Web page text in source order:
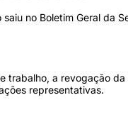
no Boletim Geral da
trabalho, a revogação da
representativas.